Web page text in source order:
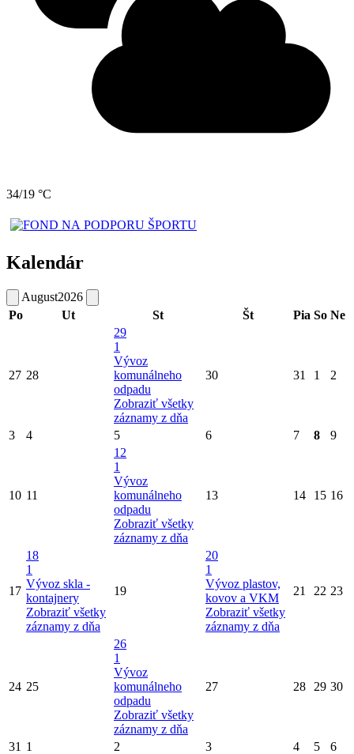
34/19 °C
Kalendár
August2026
Po
Ut St Št Pia So Ne
27 28
29
1
Vývoz
komunálneho
odpadu
Zobraziť všetky
záznamy z dňa
30 31 1 2
3 4 5 6 7 8 9
10 11
12
1
Vývoz
komunálneho
odpadu
Zobraziť všetky
záznamy z dňa
13 14 15 16
17
18
1
Vývoz skla -
kontajnery
Zobraziť všetky
záznamy z dňa
19
20
1
Vývoz plastov,
kovov a VKM
Zobraziť všetky
záznamy z dňa
21 22 23
24 25
26
1
Vývoz
komunálneho
odpadu
Zobraziť všetky
záznamy z dňa
27 28 29 30
31 1 2 3 4 5 6